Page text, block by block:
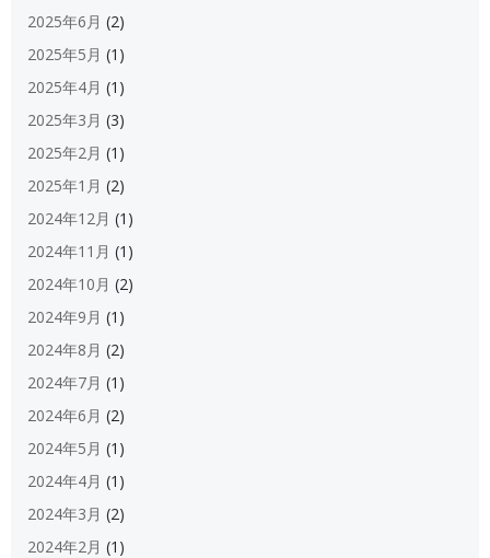
2025年6月 (2)
2025年5月 (1)
2025年4月 (1)
2025年3月 (3)
2025年2月 (1)
2025年1月 (2)
2024年12月 (1)
2024年11月 (1)
2024年10月 (2)
2024年9月 (1)
2024年8月 (2)
2024年7月 (1)
2024年6月 (2)
2024年5月 (1)
2024年4月 (1)
2024年3月 (2)
2024年2月 (1)